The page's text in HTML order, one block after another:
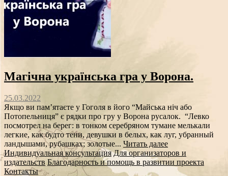
Магічна українська гра у Ворона.
25.03.2022
Якщо ви пам’ятаєте у Гоголя в його “Майська ніч або
Потопельниця” є рядки про гру у Ворона русалок. “Левко
посмотрел на берег: в тонком серебряном тумане мелькали
легкие, как будто тени, девушки в белых, как луг, убранный
ландышами, рубашках; золотые... Читать далее
Индивидуальная консультация Для организаторов и
издательств Благодарность и помощь в развитии проекта
Контакты